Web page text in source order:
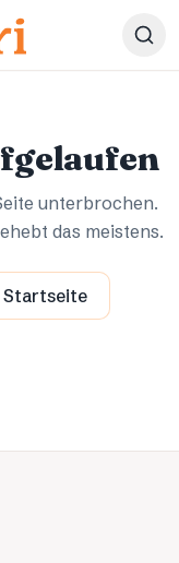
unterbrochen.
das meistens.
Startseite